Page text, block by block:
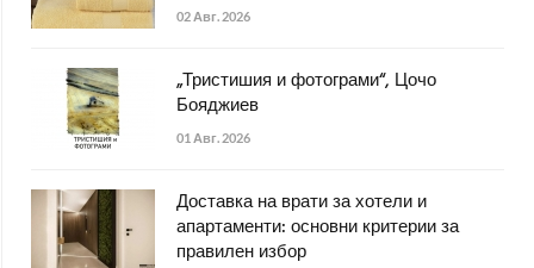
02 Авг. 2026
„Тристишия и фотограми“, Цочо
Бояджиев
01 Авг. 2026
Доставка на врати за хотели и
апартаменти: основни критерии за
правилен избор